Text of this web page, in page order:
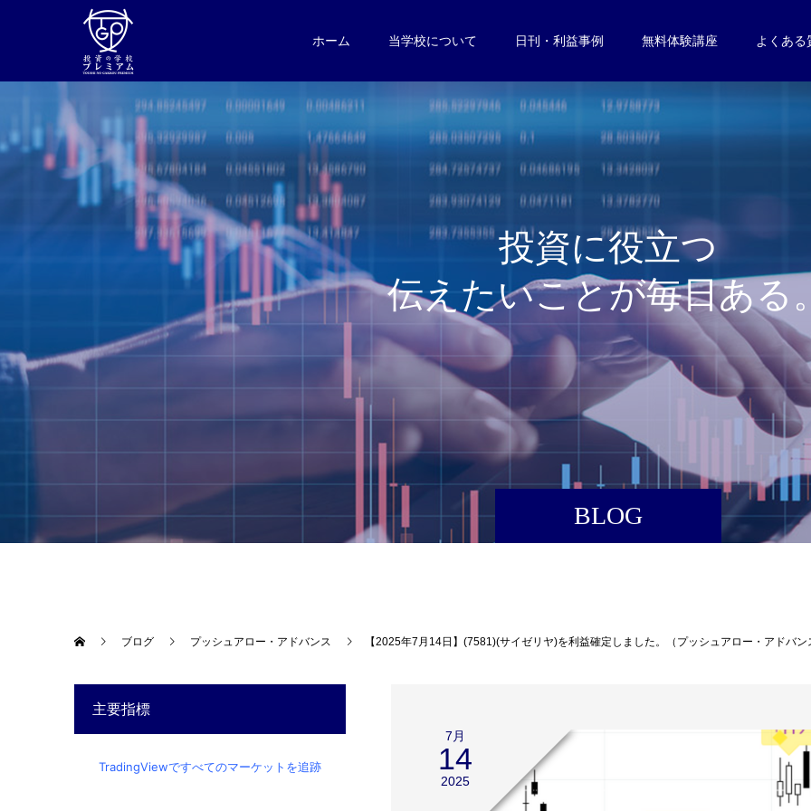
ホーム 当学校について 日刊・利益事例 無料体験講座 よくある
BLOG
投資に役立つ
伝え たいことが毎日あ る
ブログ プッシュアロー・アドバンス 【2025年7月14日】(7581)(サイゼリヤ)を利益確定しました。（プッシュアロー・アドバン
7月
14
2025
主要指標
TradingViewですべてのマーケットを追跡